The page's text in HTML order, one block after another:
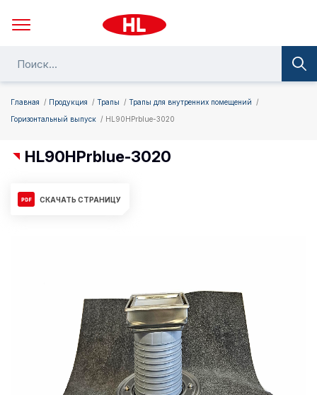
Главная Продукция Трапы
Трапы для внутренних помещений
Горизонтальный выпуск
HL90HPrblue-3020
HL90HPrblue-3020
СКАЧАТЬ СТРАНИЦУ